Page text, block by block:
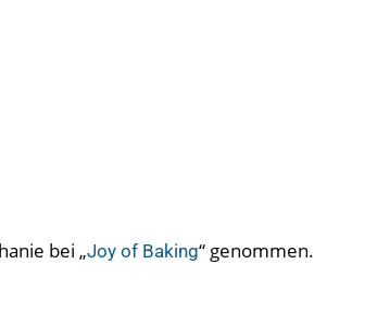
bei „Joy of Baking“ genommen.